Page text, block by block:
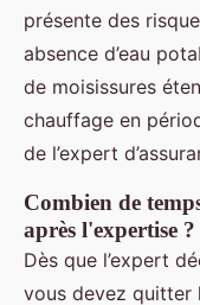
présente des
absence d’eau
de moisissures
chauffage en
de l’expert
Combien de
après l'expertise ?
Dès que l’expert
vous devez quitter